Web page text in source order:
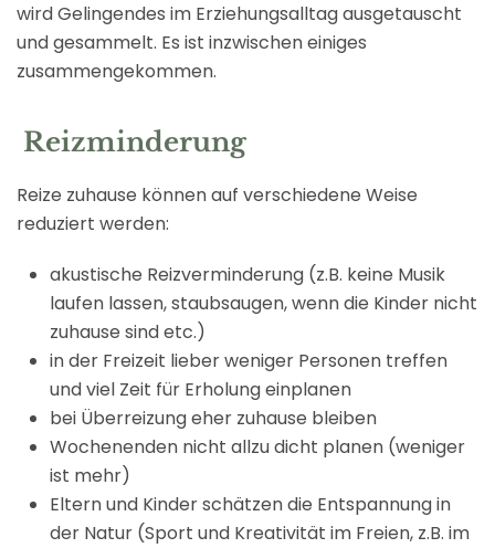
wird Gelingendes im Erziehungsalltag ausgetauscht
und gesammelt. Es ist inzwischen einiges
zusammengekommen.
Reizminderung
Reize zuhause können auf verschiedene Weise
reduziert werden:
akustische Reizverminderung (z.B. keine Musik
laufen lassen, staubsaugen, wenn die Kinder nicht
zuhause sind etc.)
in der Freizeit lieber weniger Personen treffen
und viel Zeit für Erholung einplanen
bei Überreizung eher zuhause bleiben
Wochenenden nicht allzu dicht planen (weniger
ist mehr)
Eltern und Kinder schätzen die Entspannung in
der Natur (Sport und Kreativität im Freien, z.B. im